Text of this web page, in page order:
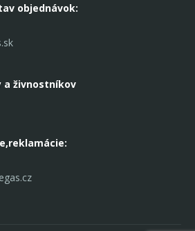
objednávok:
živnostníkov
reklamácie: